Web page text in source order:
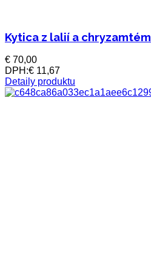
Kytica z lalií a chryzamtém
€ 70,00
DPH:€ 11,67
Detaily produktu